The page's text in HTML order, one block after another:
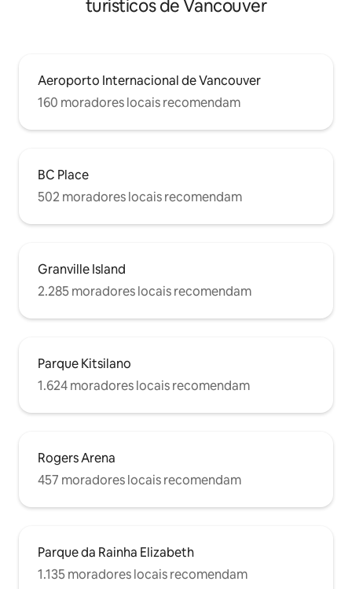
turísticos de Vancouver
Aeroporto Internacional de Vancouver
160 moradores locais recomendam
BC Place
502 moradores locais recomendam
Granville Island
2.285 moradores locais recomendam
Parque Kitsilano
1.624 moradores locais recomendam
Rogers Arena
457 moradores locais recomendam
Parque da Rainha Elizabeth
1.135 moradores locais recomendam